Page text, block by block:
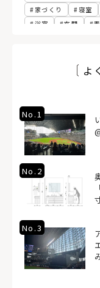
家づくり
寝室
浴室
玄関
よ
No.1
No.2
No.3